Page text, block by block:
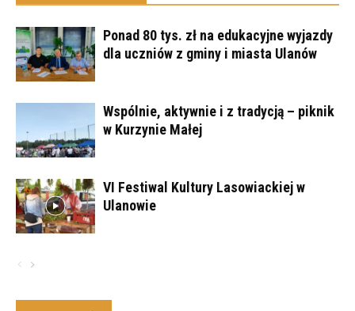
Ponad 80 tys. zł na edukacyjne wyjazdy
dla uczniów z gminy i miasta Ulanów
Wspólnie, aktywnie i z tradycją – piknik
w Kurzynie Małej
VI Festiwal Kultury Lasowiackiej w
Ulanowie